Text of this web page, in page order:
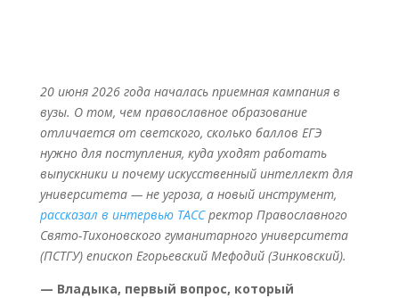
20 июня 2026 года началась приемная кампания в
вузы. О том, чем православное образование
отличается от светского, сколько баллов ЕГЭ
нужно для поступления, куда уходят работать
выпускники и почему искусственный интеллект для
университета — не угроза, а новый инструмент,
рассказал в интервью ТАССректор Православного
Свято-Тихоновского гуманитарного университета
(ПСТГУ) епископ Егорьевский Мефодий (Зинковский).
— Владыка, первый вопрос, который